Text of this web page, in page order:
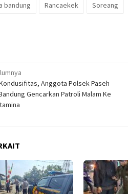
bandung
Rancaekek Soreang
Anggota Polsek Paseh
Gencarkan Patroli Malam Ke